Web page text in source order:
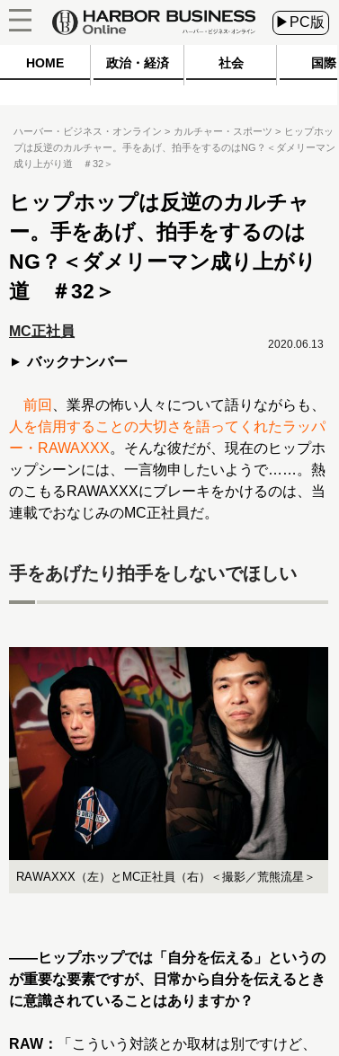
▶PC版
HOME 政治・経済 社会 国際
ハーバー・ビジネス・オンライン カルチャー・スポーツ
ヒップホッ
プは反逆のカルチャー。手をあげ、拍手をするのはNG？＜ダメリーマン
成り上がり道 ＃32＞
ヒップホップは反逆のカルチャ
ー。手をあげ、拍手をするのは
NG？＜ダメリーマン成り上がり
道 ＃32＞
MC正社員
バックナンバー
2020.06.13
前回
、業界の怖い人々について語りながらも、
人を信用することの大切さを語ってくれたラッパ
ー・RAWAXXX。そんな彼だが、現在のヒップホ
ップシーンには、一言物申したいようで……。熱
のこもるRAWAXXXにブレーキをかけるのは、当
連載でおなじみのMC正社員だ。
手をあげたり拍手をしないでほしい
RAWAXXX（左）とMC正社員（右）＜撮影／荒熊流星＞
——ヒップホップでは「自分を伝える」というの
が重要な要素ですが、日常から自分を伝えるとき
に意識されていることはありますか？
RAW：
「こういう対談とか取材は別ですけど、